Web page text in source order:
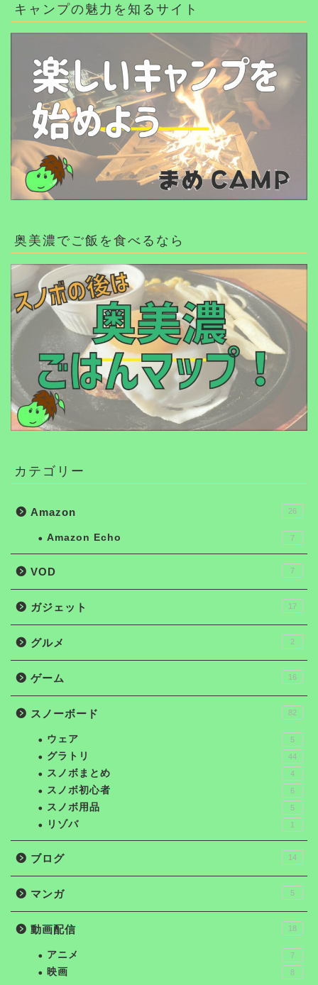
キャンプの魅力を知るサイト
奥美濃でご飯を食べるなら
カテゴリー
Amazon 26
Amazon Echo 7
VOD 7
ガジェット 17
グルメ 2
ゲーム 16
スノーボード 82
ウェア 5
グラトリ 44
スノボまとめ 4
スノボ初心者 6
スノボ用品 5
リゾバ 1
ブログ 14
マンガ 5
動画配信 18
アニメ 7
映画 8